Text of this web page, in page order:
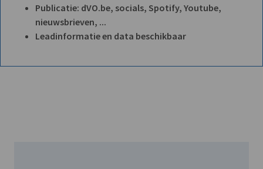
Publicatie: dVO.be, socials, Spotify, Youtube,
nieuwsbrieven, ...
Leadinformatie en data beschikbaar